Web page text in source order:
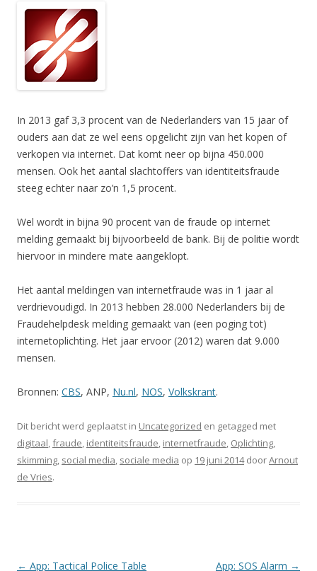
In 2013 gaf 3,3 procent van de Nederlanders van 15 jaar of
ouders aan dat ze wel eens opgelicht zijn van het kopen of
verkopen via internet. Dat komt neer op bijna 450.000
mensen. Ook het aantal slachtoffers van identiteitsfraude
steeg echter naar zo’n 1,5 procent.
Wel wordt in bijna 90 procent van de fraude op internet
melding gemaakt bij bijvoorbeeld de bank. Bij de politie wordt
hiervoor in mindere mate aangeklopt.
Het aantal meldingen van internetfraude was in 1 jaar al
verdrievoudigd. In 2013 hebben 28.000 Nederlanders bij de
Fraudehelpdesk melding gemaakt van (een poging tot)
internetoplichting. Het jaar ervoor (2012) waren dat 9.000
mensen.
Bronnen: CBS, ANP, Nu.nl, NOS, Volkskrant.
Dit bericht werd geplaatst in Uncategorized en getagged met
digitaal,fraude, identiteitsfraude, internetfraude, Oplichting,
skimming, social media, sociale media op 19 juni 2014doorArnout
de Vries.
Berichtnavigatie
← App: Tactical Police Table App: SOS Alarm →